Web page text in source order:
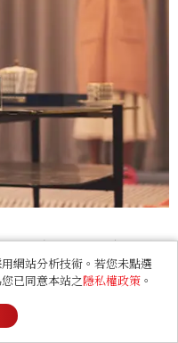
子而打開知名度，連
的YT，個性溫和開
引發妻子跟蹤，開
網站分析技術。若您未點選
已同意本站之隱私權政策 。